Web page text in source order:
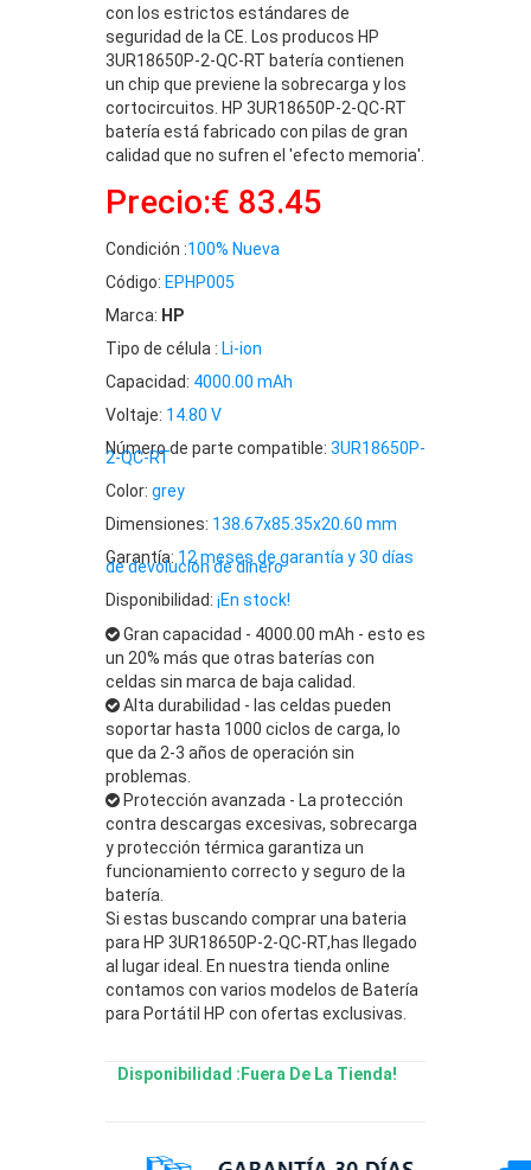
con los estrictos estándares de
seguridad de la CE. Los producos HP
3UR18650P-2-QC-RT batería contienen
un chip que previene la sobrecarga y los
cortocircuitos. HP 3UR18650P-2-QC-RT
batería está fabricado con pilas de gran
calidad que no sufren el 'efecto memoria'.
Precio:€ 83.45
Condición :100% Nueva
Código: EPHP005
Marca: HP
Tipo de célula : Li-ion
Capacidad: 4000.00 mAh
Voltaje: 14.80 V
Número de parte compatible: 3UR18650P-
2-QC-RT
Color: grey
Dimensiones: 138.67x85.35x20.60 mm
Garantía: 12 meses de garantía y 30 días
de devolución de dinero
Disponibilidad: ¡En stock!
Gran capacidad - 4000.00 mAh - esto es
un 20% más que otras baterías con
celdas sin marca de baja calidad.
Alta durabilidad - las celdas pueden
soportar hasta 1000 ciclos de carga, lo
que da 2-3 años de operación sin
problemas.
Protección avanzada - La protección
contra descargas excesivas, sobrecarga
y protección térmica garantiza un
funcionamiento correcto y seguro de la
batería.
Si estas buscando comprar una bateria
para HP 3UR18650P-2-QC-RT,has llegado
al lugar ideal. En nuestra tienda online
contamos con varios modelos de Batería
para Portátil HP con ofertas exclusivas.
Disponibilidad :Fuera De La Tienda!